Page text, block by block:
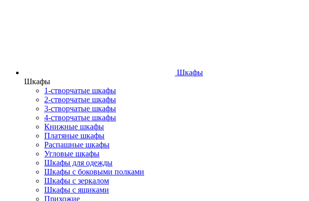
Шкафы
Шкафы
1-створчатые шкафы
2-створчатые шкафы
3-створчатые шкафы
4-створчатые шкафы
Книжные шкафы
Платяные шкафы
Распашные шкафы
Угловые шкафы
Шкафы для одежды
Шкафы с боковыми полками
Шкафы с зеркалом
Шкафы с ящиками
Прихожие